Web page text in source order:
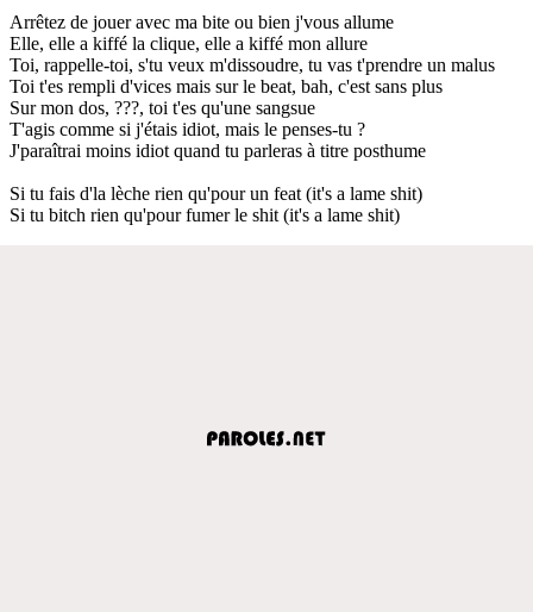
Arrêtez de jouer avec ma bite ou bien j'vous allume
Elle, elle a kiffé la clique, elle a kiffé mon allure
Toi, rappelle-toi, s'tu veux m'dissoudre, tu vas t'prendre un malus
Toi t'es rempli d'vices mais sur le beat, bah, c'est sans plus
Sur mon dos, ???, toi t'es qu'une sangsue
T'agis comme si j'étais idiot, mais le penses-tu ?
J'paraîtrai moins idiot quand tu parleras à titre posthume
Si tu fais d'la lèche rien qu'pour un feat (it's a lame shit)
Si tu bitch rien qu'pour fumer le shit (it's a lame shit)